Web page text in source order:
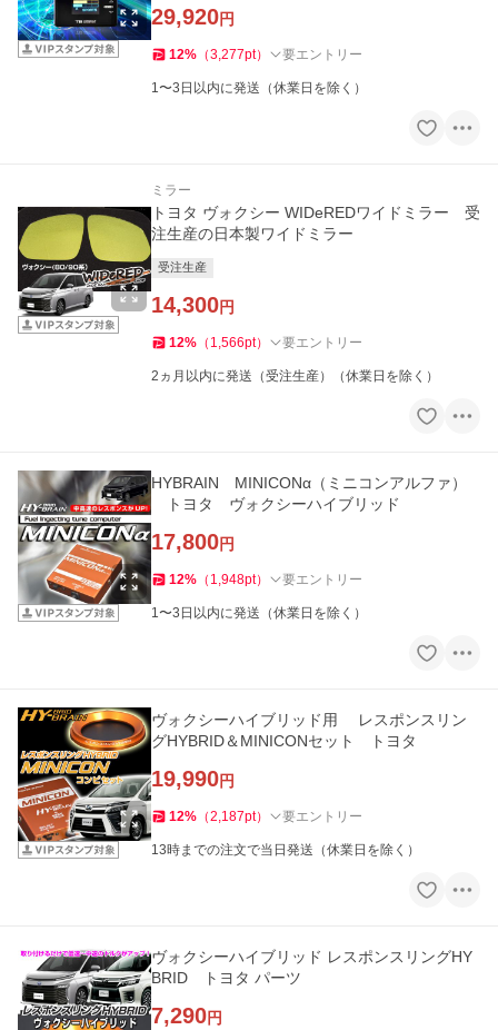
29,920円
12% （3,277pt） 要エントリー
1〜3日以内に発送（休業日を除く）
ミラー
トヨタ ヴォクシー WIDeREDワイドミラー 受
注生産の日本製ワイドミラー
受注生産
14,300円
12% （ 1,566pt） 要エントリー
2ヵ月以内に発送（受注生産）（休業日を除く）
HYBRAIN MINICONα（ミニコンアルファ）
トヨタ ヴォクシーハイブリッド
17,800円
12% （ 1,948pt） 要エントリー
1〜3日以内に発送（休業日を除く）
ヴォクシーハイブリッド用 レスポンスリン
グHYBRID＆MINICONセット トヨタ
19,990円
12% （2,187pt） 要エントリー
13時までの注文で当日発送（休業日を除く）
ヴォクシーハイブリッド レスポンスリングHY
BRID トヨタ パーツ
7,290円